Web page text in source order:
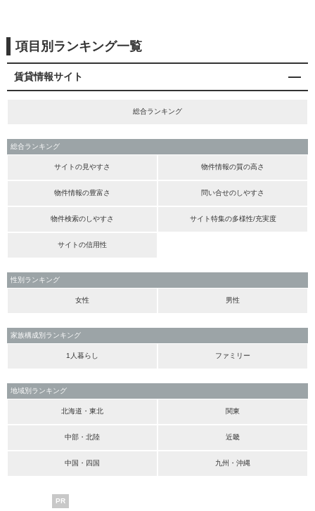
項目別ランキング一覧
賃貸情報サイト
総合ランキング
総合ランキング
サイトの見やすさ 物件情報の質の高さ
物件情報の豊富さ 問い合せのしやすさ
物件検索のしやすさ サイト特集の多様性/充実度
サイトの信用性
性別ランキング
女性 男性
家族構成別ランキング
1人暮らし ファミリー
地域別ランキング
北海道・東北 関東
中部・北陸 近畿
中国・四国 九州・沖縄
PR